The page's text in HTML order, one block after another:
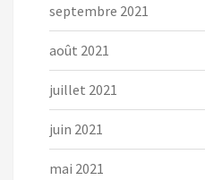
septembre 2021
août 2021
juillet 2021
juin 2021
mai 2021